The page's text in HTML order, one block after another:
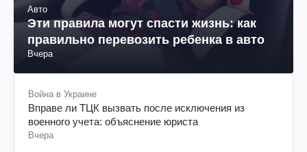
Авто
Эти правила могут спасти жизнь: как
правильно перевозить ребенка в авто
Вчера
Война в Украине
Вправе ли ТЦК вызвать после исключения из
военного учета: объяснение юриста
Вчера